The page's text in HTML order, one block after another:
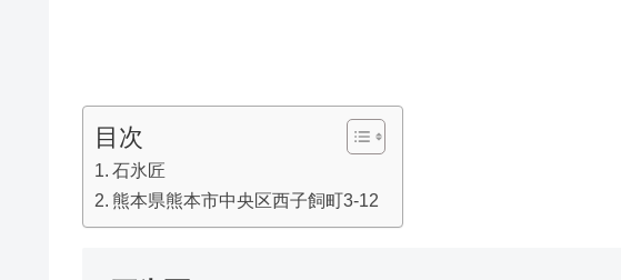
目次
石氷匠
熊本県熊本市中央区西子飼町3-12